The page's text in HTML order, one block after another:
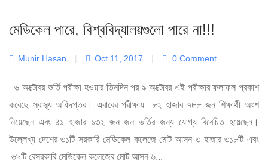
মেডিকেল পারে, বিশ্ববিদ্যালয়গুলো পারে না!!!
Munir Hasan | Oct 11, 2017 | 0 Comment
৬ অক্টোবর ভর্তি পরীক্ষা হওয়ার তিনদিন পর ৯ অক্টোবর এই পরীক্ষার ফলাফল প্রকাশ
করেছে স্বাস্থ্য অধিদপ্তর। এবারের পরীক্ষায় ৮২ হাজার ৭৮৮ জন শিক্ষার্থী অংশ
নিয়েছেন এবং ৪১ হাজার ১৩২ জন জন ভর্তির জন্য যোগ্য বিবেচিত হয়েছেন।
উল্লেখ্য দেশের ৩১টি সরকারি মেডিকেল কলেজে মোট আসন ৩ হাজার ৩১৮টি এবং
৬৯টি বেসরকারি মেডিকেল কলেজের মোট আসন ৬...